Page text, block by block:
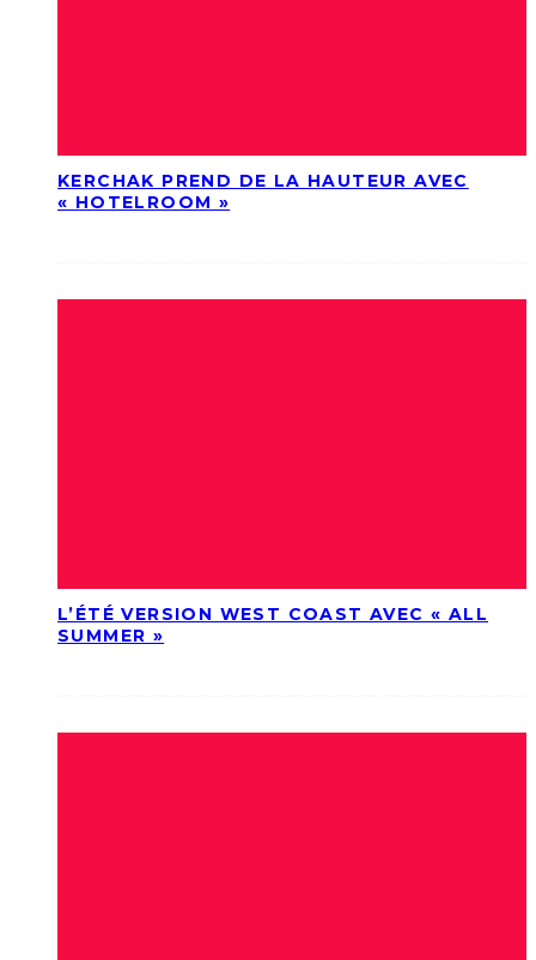
KERCHAK PREND DE LA HAUTEUR AVEC
« HOTELROOM »
L’ÉTÉ VERSION WEST COAST AVEC « ALL
SUMMER »